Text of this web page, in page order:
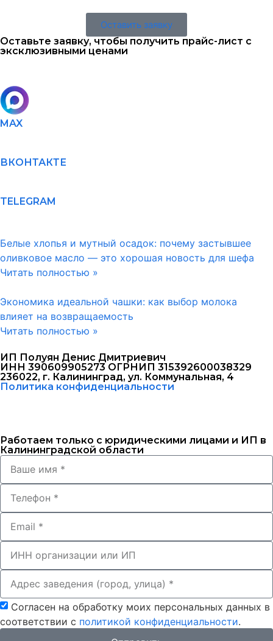
Оставить заявку
Оставьте заявку, чтобы получить прайс-лист с
эксклюзивными ценами
MAX
ВКОНТАКТЕ
TELEGRAM
Белые хлопья и мутный осадок: почему застывшее
оливковое масло — это хорошая новость для шефа
Читать полностью »
Экономика идеальной чашки: как выбор молока
влияет на возвращаемость
Читать полностью »
ИП Полуян Денис Дмитриевич
ИНН 390609905273 ОГРНИП 315392600038329
236022, г. Калининград, ул. Коммунальная, 4
Политика конфиденциальности
Работаем только с юридическими лицами и ИП в
Калининградской области
Согласен на обработку моих персональных данных в
соответствии с политикой конфиденциальности.